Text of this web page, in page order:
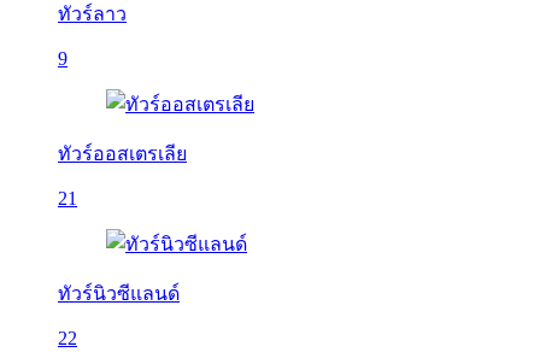
ทัวร์ลาว
9
ทัวร์ออสเตรเลีย
21
ทัวร์นิวซีแลนด์
22